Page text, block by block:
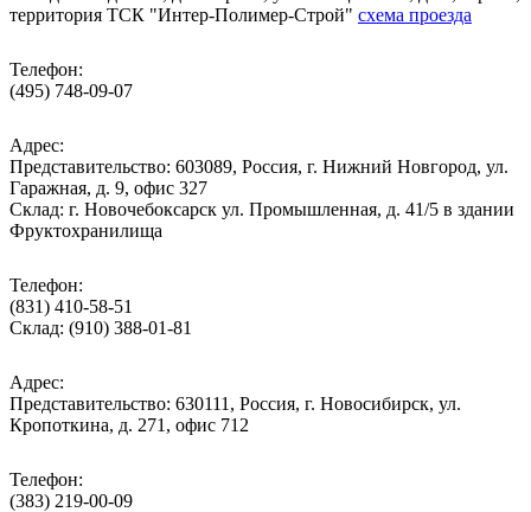
территория ТСК "Интер-Полимер-Строй" схема проезда
Телефон:
(495) 748-09-07
Адрес:
Представительство: 603089, Россия, г. Нижний Новгород, ул.
Гаражная, д. 9, офис 327
Склад: г. Новочебоксарск ул. Промышленная, д. 41/5 в здании
Фруктохранилища
Телефон:
(831) 410-58-51
Склад: (910) 388-01-81
Адрес:
Представительство: 630111, Россия, г. Новосибирск, ул.
Кропоткина, д. 271, офис 712
Телефон:
(383) 219-00-09